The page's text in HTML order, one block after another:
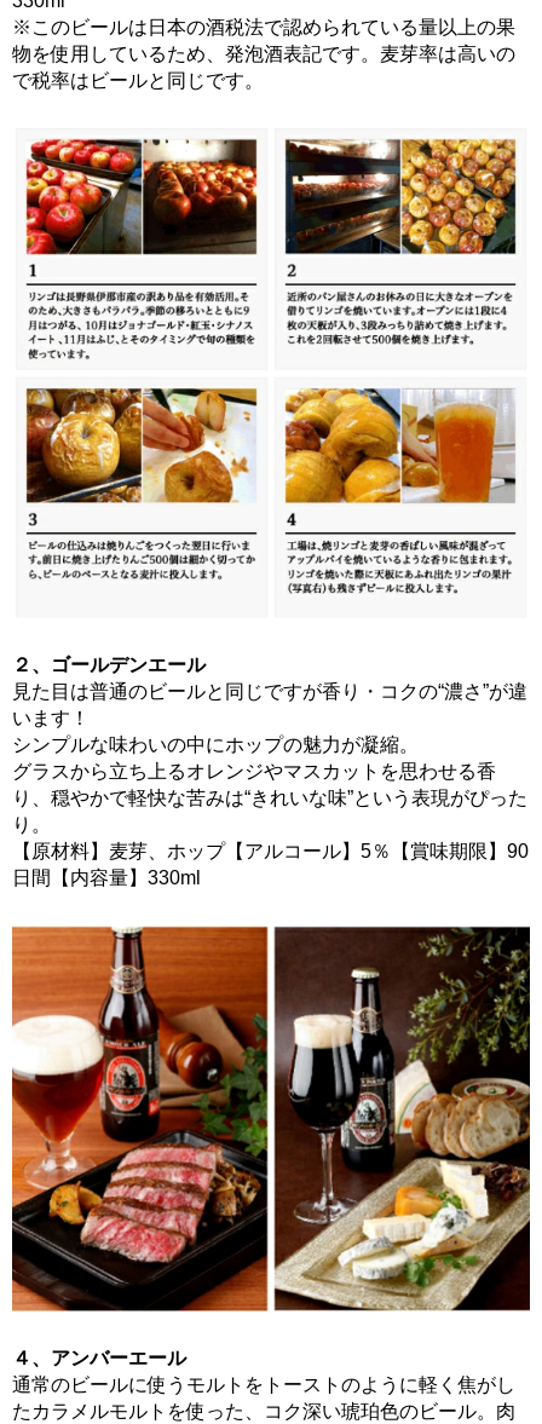
※このビールは日本の酒税法で認められている量以上の果
物を使用しているため、発泡酒表記です。麦芽率は高いの
で税率はビールと同じです。
２、ゴールデンエール
見た目は普通のビールと同じですが香り・コクの“濃さ”が違
います！
シンプルな味わいの中にホップの魅力が凝縮。
グラスから立ち上るオレンジやマスカットを思わせる香
り、穏やかで軽快な苦みは“きれいな味”という表現がぴった
り。
【原材料】麦芽、ホップ【アルコール】5％【賞味期限】90
日間【内容量】330ml
４、アンバーエール
通常のビールに使うモルトをトーストのように軽く焦がし
たカラメルモルトを使った、コク深い琥珀色のビール。肉